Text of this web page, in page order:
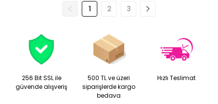
1 2 3
256 Bit SSL ile
güvende alışveriş
500 TL ve üzeri
siparişlerde kargo
bedava
Hızlı Teslimat